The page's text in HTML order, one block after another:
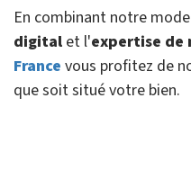
En combinant notre
digital et l'expertise de
France vous profitez de
que soit situé votre bien.